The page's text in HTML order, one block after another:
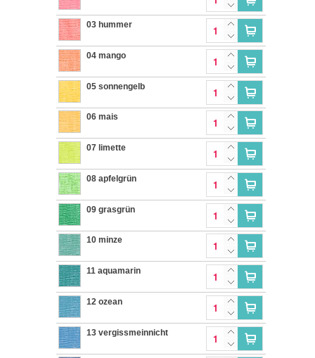
03 hummer
04 mango
05 sonnengelb
06 mais
07 limette
08 apfelgrün
09 grasgrün
10 minze
11 aquamarin
12 ozean
13 vergissmeinnicht